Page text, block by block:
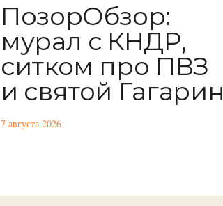
ПозорОбзор:
мурал с КНДР,
ситком про ПВЗ
и святой Гагарин
7 августа 2026